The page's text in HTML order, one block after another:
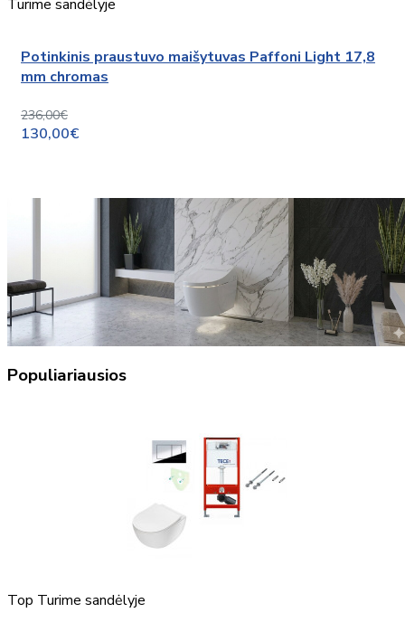
Turime sandėlyje
Potinkinis praustuvo maišytuvas Paffoni Light 17,8
mm chromas
236,00€
130,00€
Populiariausios
Top Turime sandėlyje